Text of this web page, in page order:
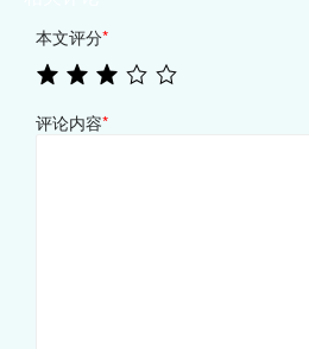
本文评分*
评论内容*